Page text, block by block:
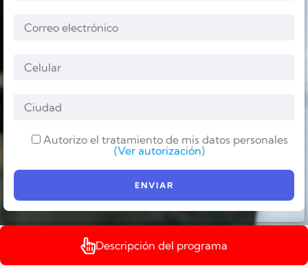
Autorizo el tratamiento de mis datos personales
(Ver autorización)
Descripción del programa